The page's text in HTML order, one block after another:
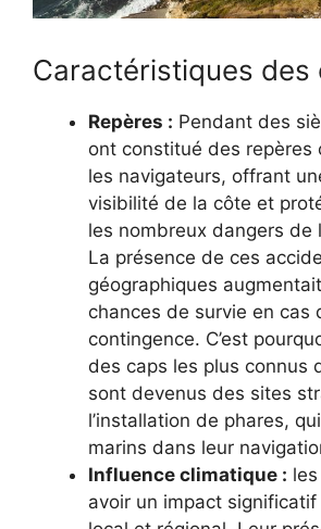
Caractéristiques des
Repères : Pendant des
ont constitué des repères
les navigateurs, offrant
visibilité de la côte et
les nombreux dangers de
La présence de ces
géographiques
chances de survie en cas
contingence. C’est
des caps les plus connus
sont devenus des sites
l’installation de phares,
marins dans leur
Influence climatique :
avoir un impact